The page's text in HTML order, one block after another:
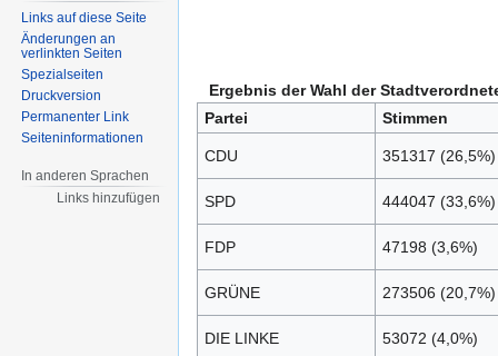
Ergebnis der Wahl der
Partei
Stimmen
CDU 351317 (26,5%)
SPD 444047 (33,6%)
FDP 47198 (3,6%)
GRÜNE 273506 (20,7%)
DIE LINKE 53072 (4,0%)
Links auf diese Seite
Änderungen an
verlinkten Seiten
Spezialseiten
Druckversion
Permanenter Link
Seiten­informationen
In anderen Sprachen
Links hinzufügen